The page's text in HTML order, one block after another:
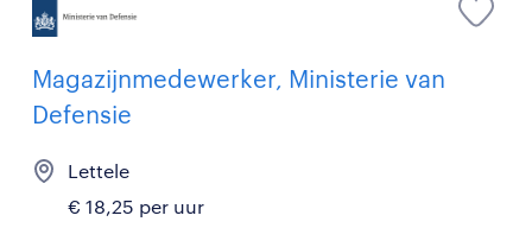
Magazijnmedewerker, Ministerie van
Defensie
Lettele
€ 18,25 per uur